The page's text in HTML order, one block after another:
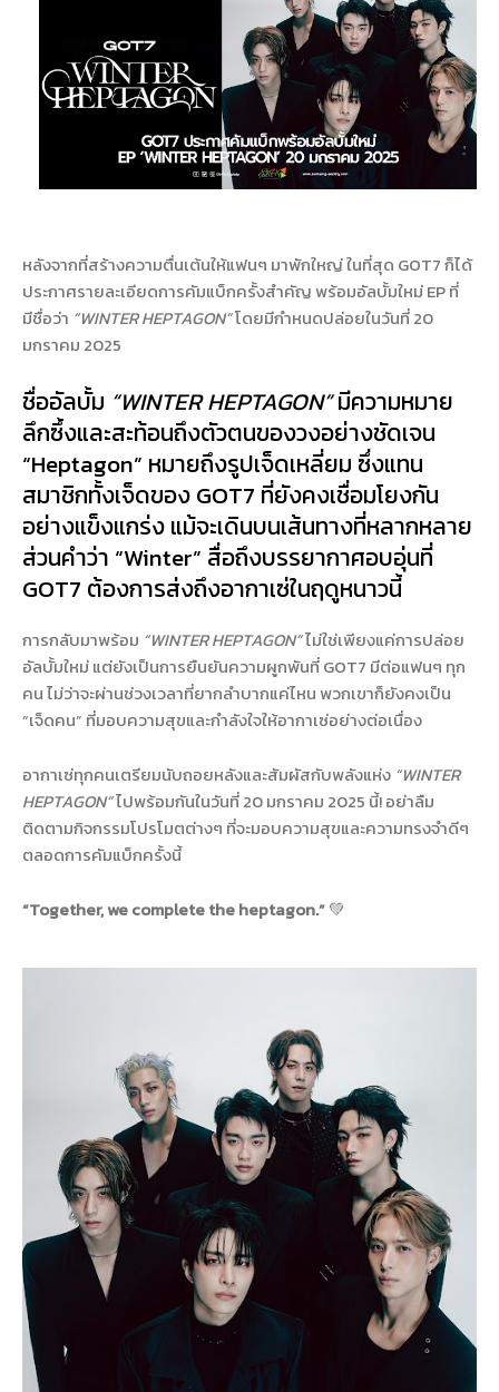
หลังจากที่สร้างความตื่นเต้นให้แฟนๆ มาพักใหญ่ ในที่สุด GOT7 ก็ได้
ประกาศรายละเอียดการคัมแบ็กครั้งสำคัญ พร้อมอัลบั้มใหม่ EP ที่
มีชื่อว่า “WINTER HEPTAGON”โดยมีกำหนดปล่อยในวันที่ 20
มกราคม 2025
ชื่ออัลบั้ม “WINTER HEPTAGON”มีความหมาย
ลึกซึ้งและสะท้อนถึงตัวตนของวงอย่างชัดเจน
“Heptagon” หมายถึงรูปเจ็ดเหลี่ยม ซึ่งแทน
สมาชิกทั้งเจ็ดของ GOT7 ที่ยังคงเชื่อมโยงกัน
อย่างแข็งแกร่ง แม้จะเดินบนเส้นทางที่หลากหลาย
ส่วนคำว่า “Winter” สื่อถึงบรรยากาศอบอุ่นที่
GOT7 ต้องการส่งถึงอากาเซ่ในฤดูหนาวนี้
การกลับมาพร้อม “WINTER HEPTAGON”ไม่ใช่เพียงแค่การปล่อย
อัลบั้มใหม่ แต่ยังเป็นการยืนยันความผูกพันที่ GOT7 มีต่อแฟนๆ ทุก
คน ไม่ว่าจะผ่านช่วงเวลาที่ยากลำบากแค่ไหน พวกเขาก็ยังคงเป็น
“เจ็ดคน” ที่มอบความสุขและกำลังใจให้อากาเซ่อย่างต่อเนื่อง
อากาเซ่ทุกคนเตรียมนับถอยหลังและสัมผัสกับพลังแห่ง “WINTER
HEPTAGON”ไปพร้อมกันในวันที่ 20 มกราคม 2025 นี้! อย่าลืม
ติดตามกิจกรรมโปรโมตต่างๆ ที่จะมอบความสุขและความทรงจำดีๆ
ตลอดการคัมแบ็กครั้งนี้
“Together, we complete the heptagon.”💚